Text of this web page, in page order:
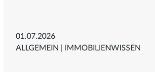
01.07.2026
ALLGEMEIN
IMMOBILIENWISSEN